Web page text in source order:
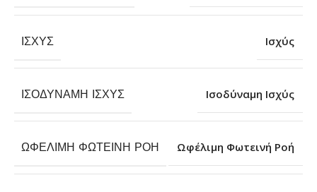
ΙΣΧΎΣ Ισχύς
ΙΣΟΔΎΝΑΜΗ ΙΣΧΎΣ Ισοδύναμη Ισχύς
ΩΦΈΛΙΜΗ ΦΩΤΕΙΝΉ ΡΟΉ Ωφέλιμη Φωτεινή Ροή